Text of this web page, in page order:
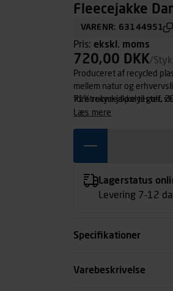
Fleecejakke
VARENR: 63144951
Pris: ekskl. moms
720,00 DKK/Styk
Produceret af recycled
mellem natur og
foretrukne jakke til golf,
kvalitet med tyk plys er
71% recycled polyester,
læs mere
Lagerstatus
Levering 7-12
Specifikationer
Farve
Varebeskrivelse